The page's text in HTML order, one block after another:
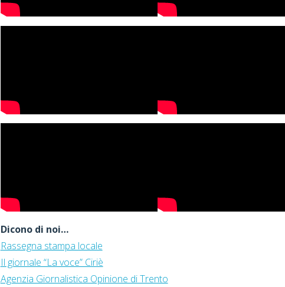
Dicono di noi…
Rassegna stampa locale
Il giornale “La voce” Ciriè
Agenzia Giornalistica Opinione di Trento